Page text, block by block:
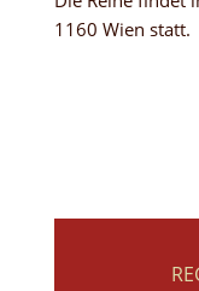
1160 Wien statt.